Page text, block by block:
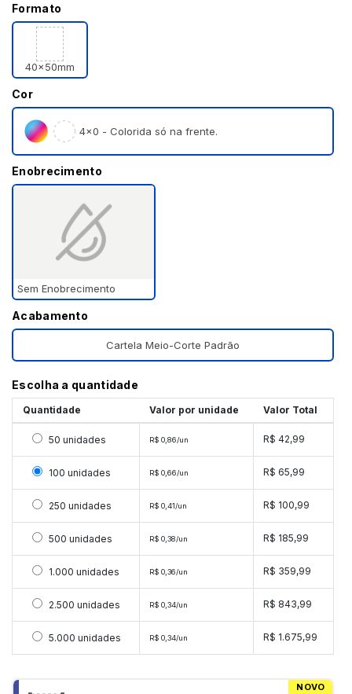
Formato
40x50mm
Cor
4×0 - Colorida só na frente.
Enobrecimento
Sem Enobrecimento
Acabamento
Cartela Meio-Corte Padrão
Escolha a quantidade
Quantidade Valor por unidade Valor Total
Selecionar 50 unidades
50 unidades R$ 0,86/un R$ 42,99
Selecionar 100 unidades
100 unidades R$ 0,66/un R$ 65,99
Selecionar 250 unidades
250 unidades R$ 0,41/un R$ 100,99
Selecionar 500 unidades
500 unidades R$ 0,38/un R$ 185,99
Selecionar 1000 unidades
1.000 unidades R$ 0,36/un R$ 359,99
Selecionar 2500 unidades
2.500 unidades R$ 0,34/un R$ 843,99
Selecionar 5000 unidades
5.000 unidades R$ 0,34/un R$ 1.675,99
NOVO